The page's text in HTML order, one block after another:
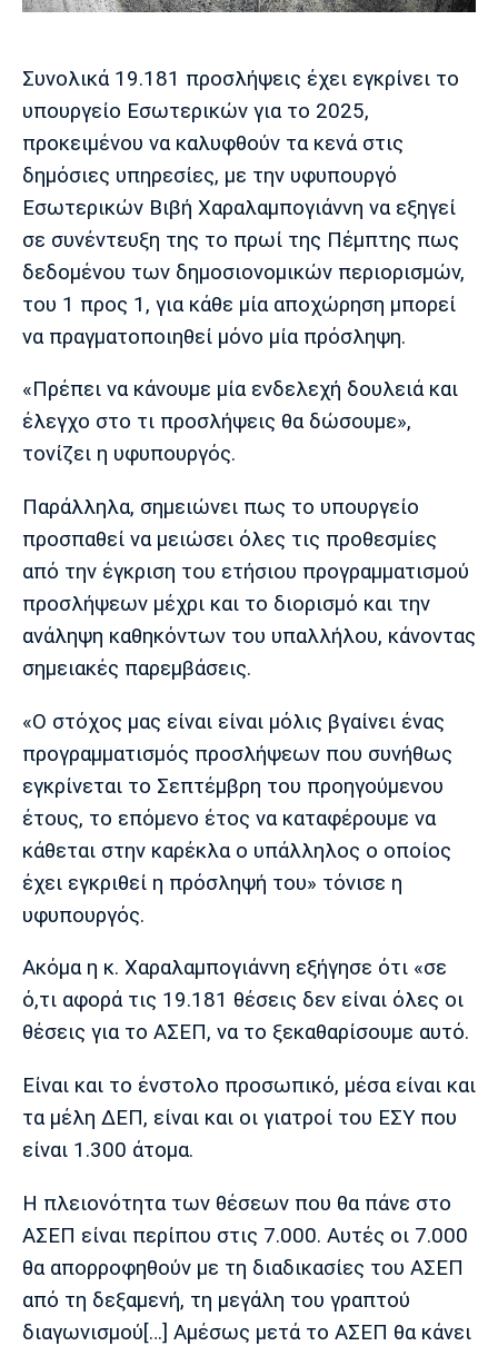
Cine Spot
Running
Media
Παρασκήνιο
Ιωνικός Κηφισιά Πανσερραϊκός
Μπαρτσελόνα
Ρεάλ
Μαδρίτης
Ατλέτικο
Μαδρίτης
Μάντσεστερ
Γιουνάιτεντ
Τσέλσι Άρσεναλ
Λίβερπουλ
Μάντσεστερ
Γιουβέντους
Ίντερ Μίλαν Μπάγερν
Μπορούσια
Ντόρτμουντ
Παρί Σεν
Ζερμέν
Μαρσέιγ
Μονακό
Ερυθρός
Πόρτο Μπενφίκα
Συνολικά 19.181 προσλήψεις έχει εγκρίνει το
υπουργείο Εσωτερικών για το 2025,
προκειμένου να καλυφθούν τα κενά στις
δημόσιες υπηρεσίες, με την υφυπουργό
Εσωτερικών Βιβή Χαραλαμπογιάννη να εξηγεί
σε συνέντευξη της το πρωί της Πέμπτης πως
δεδομένου των δημοσιονομικών περιορισμών,
του 1 προς 1, για κάθε μία αποχώρηση μπορεί
να πραγματοποιηθεί μόνο μία πρόσληψη.
«Πρέπει να κάνουμε μία ενδελεχή δουλειά και
έλεγχο στο τι προσλήψεις θα δώσουμε»,
τονίζει η υφυπουργός.
Παράλληλα, σημειώνει πως το υπουργείο
προσπαθεί να μειώσει όλες τις προθεσμίες
από την έγκριση του ετήσιου προγραμματισμού
προσλήψεων μέχρι και το διορισμό και την
ανάληψη καθηκόντων του υπαλλήλου, κάνοντας
σημειακές παρεμβάσεις.
«Ο στόχος μας είναι είναι μόλις βγαίνει ένας
προγραμματισμός προσλήψεων που συνήθως
εγκρίνεται το Σεπτέμβρη του προηγούμενου
έτους, το επόμενο έτος να καταφέρουμε να
κάθεται στην καρέκλα ο υπάλληλος ο οποίος
έχει εγκριθεί η πρόσληψή του» τόνισε η
υφυπουργός.
Ακόμα η κ. Χαραλαμπογιάννη εξήγησε ότι «σε
ό,τι αφορά τις 19.181 θέσεις δεν είναι όλες οι
θέσεις για το ΑΣΕΠ, να το ξεκαθαρίσουμε αυτό.
Είναι και το ένστολο προσωπικό, μέσα είναι και
τα μέλη ΔΕΠ, είναι και οι γιατροί του ΕΣΥ που
είναι 1.300 άτομα.
Η πλειονότητα των θέσεων που θα πάνε στο
ΑΣΕΠ είναι περίπου στις 7.000. Αυτές οι 7.000
θα απορροφηθούν με τη διαδικασίες του ΑΣΕΠ
από τη δεξαμενή, τη μεγάλη του γραπτού
διαγωνισμού[…] Αμέσως μετά το ΑΣΕΠ θα κάνει